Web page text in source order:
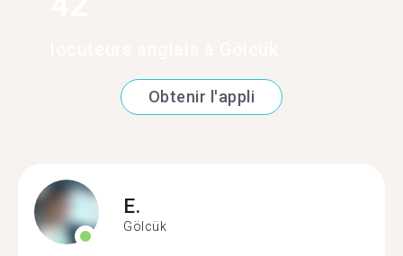
Obtenir l'appli
E.
Gölcük